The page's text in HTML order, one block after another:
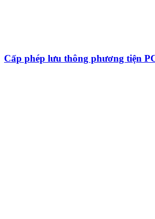
Cấp phép lưu thông phương tiện